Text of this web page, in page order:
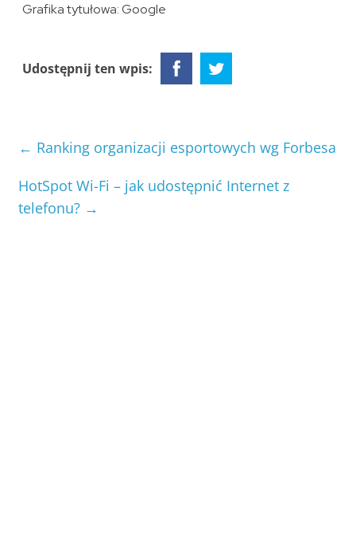
Grafika tytułowa: Google
Udostępnij ten wpis:
← Ranking organizacji esportowych wg Forbesa
HotSpot Wi-Fi – jak udostępnić Internet z
telefonu? →